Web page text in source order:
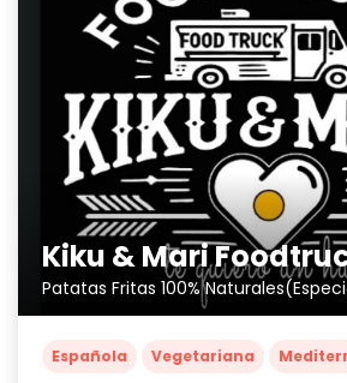
Kiku & Mari
Española Vegetariana